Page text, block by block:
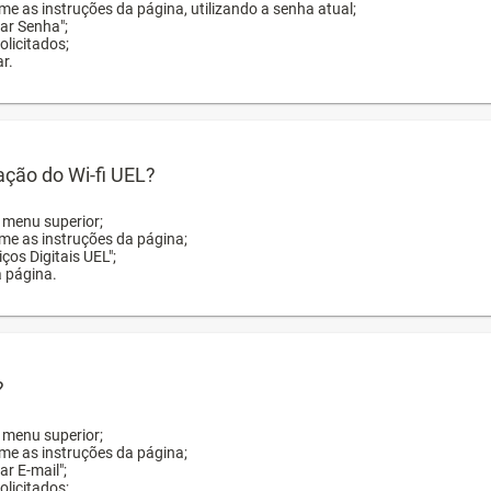
as instruções da página, utilizando a senha atual;
Senha";
do Wi-fi UEL?
superior;
as instruções da página;
Digitais UEL";
página.
superior;
as instruções da página;
E-mail";